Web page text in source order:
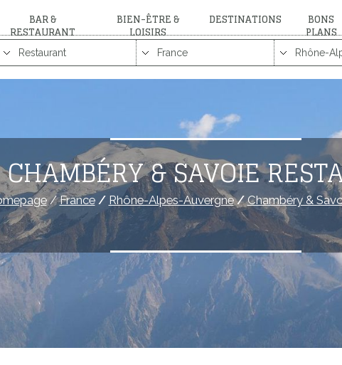
BAR &
RESTAURANT
BIEN-ÊTRE &
LOISIRS
DESTINATIONS BONS
PLANS
& SAVOIE
/France/ Rhône-Alpes-Auvergne/Chambéry &